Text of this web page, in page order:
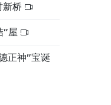
新桥
”屋
正神”宝诞